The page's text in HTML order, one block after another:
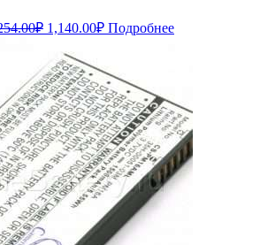
₽ Первоначальная
составляла
1,254.00₽.
1,140.00₽Текущая
цена:
Подробнее